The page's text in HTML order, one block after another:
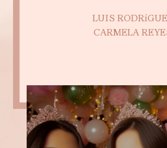
LUIS
CARMELA